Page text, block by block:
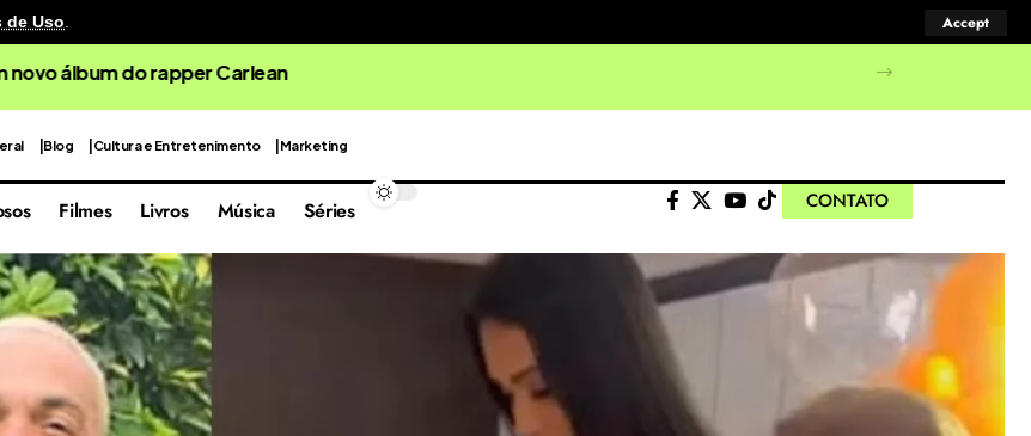
de Uso. Accept
reutilizável em sua quarta edição focada nas manifestações populares
Blog Cultura e Entretenimento Marketing
Filmes Livros Música Séries CONTATO